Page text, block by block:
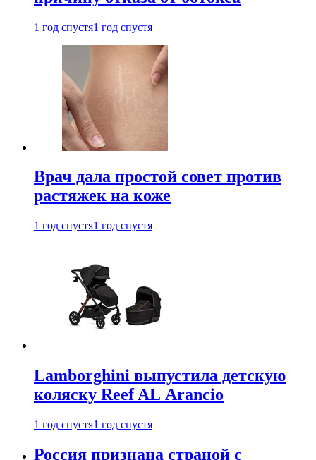
1 год спустя1 год спустя
Врач дала простой совет против
растяжек на коже
1 год спустя1 год спустя
Lamborghini выпустила детскую
коляску Reef AL Arancio
1 год спустя1 год спустя
Россия признана страной с